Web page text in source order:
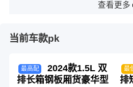
查看更多
当前车款pk
最高配
2024款1.5L 双
排长箱钢板厢货豪华型
最
排